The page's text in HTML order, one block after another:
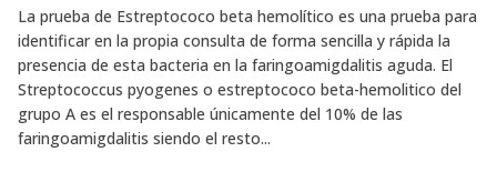
La prueba de Estreptococo beta hemolítico es una prueba para
identificar en la propia consulta de forma sencilla y rápida la
presencia de esta bacteria en la faringoamigdalitis aguda. El
Streptococcus pyogenes o estreptococo beta-hemolitico del
grupo A es el responsable únicamente del 10% de las
faringoamigdalitis siendo el resto...